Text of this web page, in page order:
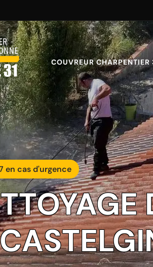
COUVREUR CHARPENTIER
en cas d'urgence